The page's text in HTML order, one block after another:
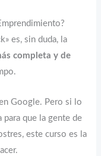
es, sin duda, la
completa y de
Google. Pero si lo
para que la gente de
este curso es la